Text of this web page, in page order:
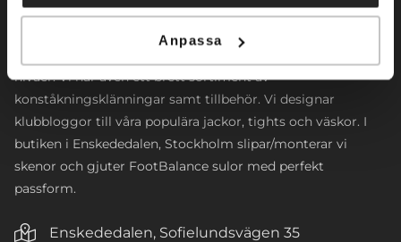
Anpassa
Norrköpings Skateshop startade sin verksamhet 2009. Vi
inriktar oss främst mot konståkning. Företaget
nivåer. Vi har även ett brett sortiment av
konståkningsklänningar samt tillbehör. Vi designar
klubbloggor till våra populära jackor, tights och väskor. I
butiken i Enskededalen, Stockholm slipar/monterar vi
skenor och gjuter FootBalance sulor med perfekt
passform.
Enskededalen, Sofielundsvägen 35